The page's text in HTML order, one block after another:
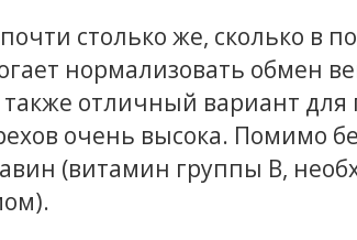
столько же, сколько в
нормализовать обмен
отличный вариант для
очень высока. Помимо
(витамин группы B,